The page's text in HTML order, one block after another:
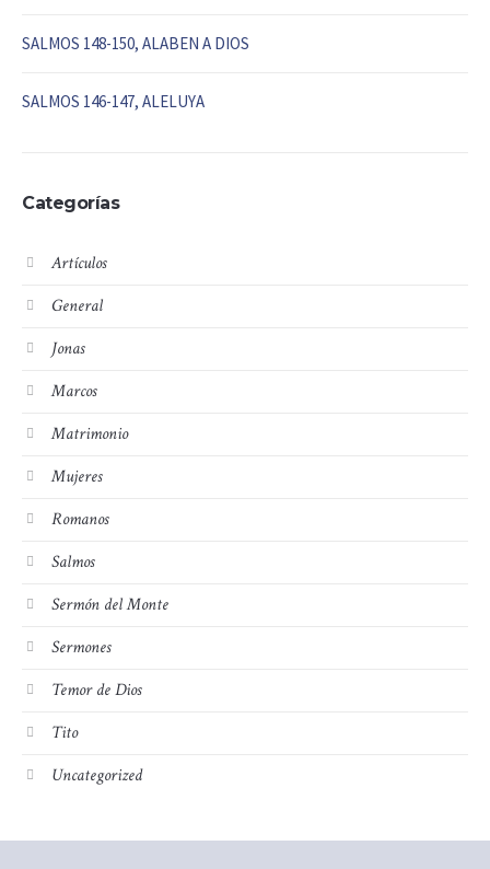
SALMOS 148-150, ALABEN A DIOS
SALMOS 146-147, ALELUYA
Categorías
Artículos
General
Jonas
Marcos
Matrimonio
Mujeres
Romanos
Salmos
Sermón del Monte
Sermones
Temor de Dios
Tito
Uncategorized